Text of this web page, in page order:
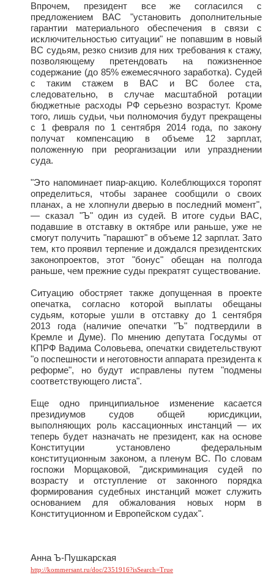
Впрочем, президент все же согласился с
предложением ВАС "установить дополнительные
гарантии материального обеспечения в связи с
исключительностью ситуации" не попавшим в новый
ВС судьям, резко снизив для них требования к стажу,
позволяющему претендовать на пожизненное
содержание (до 85% ежемесячного заработка). Судей
с таким стажем в ВАС и ВС более ста,
следовательно, в случае масштабной ротации
бюджетные расходы РФ серьезно возрастут. Кроме
того, лишь судьи, чьи полномочия будут прекращены
с 1 февраля по 1 сентября 2014 года, по закону
получат компенсацию в объеме 12 зарплат,
положенную при реорганизации или упразднении
суда.
"Это напоминает пиар-акцию. Колеблющихся торопят
определиться, чтобы заранее сообщили о своих
планах, а не хлопнули дверью в последний момент",
— сказал "Ъ" один из судей. В итоге судьи ВАС,
подавшие в отставку в октябре или раньше, уже не
смогут получить "парашют" в объеме 12 зарплат. Зато
тем, кто проявил терпение и дождался президентских
законопроектов, этот "бонус" обещан на полгода
раньше, чем прежние суды прекратят существование.
Ситуацию обостряет также допущенная в проекте
опечатка, согласно которой выплаты обещаны
судьям, которые ушли в отставку до 1 сентября
2013 года (наличие опечатки "Ъ" подтвердили в
Кремле и Думе). По мнению депутата Госдумы от
КПРФ Вадима Соловьева, опечатки свидетельствуют
"о поспешности и неготовности аппарата президента к
реформе", но будут исправлены путем "подмены
соответствующего листа".
Еще одно принципиальное изменение касается
президиумов судов общей юрисдикции,
выполняющих роль кассационных инстанций — их
теперь будет назначать не президент, как на основе
Конституции установлено федеральным
конституционным законом, а пленум ВС. По словам
госпожи Морщаковой, "дискриминация судей по
возрасту и отступление от законного порядка
формирования судебных инстанций может служить
основанием для обжалования новых норм в
Конституционном и Европейском судах".
Анна Ъ-Пушкарская
http://kommersant.ru/doc/2351916?isSearch=True